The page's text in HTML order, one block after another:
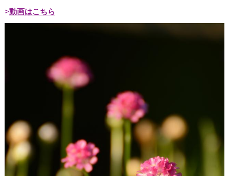
動画はこちら